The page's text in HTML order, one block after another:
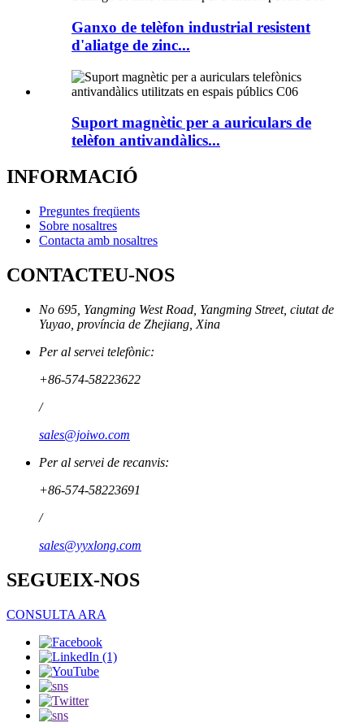
Ganxo de telèfon industrial resistent
d'aliatge de zinc...
Suport magnètic per a auriculars de
telèfon antivandàlics...
INFORMACIÓ
Preguntes freqüents
Sobre nosaltres
Contacta amb nosaltres
CONTACTEU-NOS
No 695, Yangming West Road, Yangming Street, ciutat de
Yuyao, província de Zhejiang, Xina
Per al servei telefònic:
+86-574-58223622
/
sales@joiwo.com
Per al servei de recanvis:
+86-574-58223691
/
sales@yyxlong.com
SEGUEIX-NOS
CONSULTA ARA